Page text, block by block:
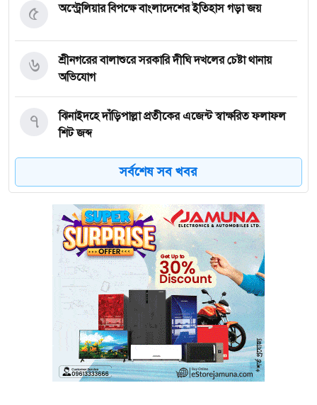
অস্ট্রেলিয়ার বিপক্ষে বাংলাদেশের ইতিহাস গড়া জয়
৫
শ্রীনগরের বালাশুরে সরকারি দীঘি দখলের চেষ্টা থানায়
অভিযোগ
৬
ঝিনাইদহে দাঁড়িপাল্লা প্রতীকের এজেন্ট স্বাক্ষরিত ফলাফল
শিট জব্দ
৭
ত্রয়োদশ জাতীয় নির্বাচন, শান্তিপূর্ণ ও নিরপেক্ষ হোক
ইশরাকের আসনে ভোটকেন্দ্রে ঢুকে প্রিজাইডিং অফিসারের
ওপর হামলা বিএনপি নেতাকর্মীদের
অবরুদ্ধ জামায়াত নেতাকে উদ্ধার করলেন এনসিপি নেত্রী ডা.
মিতু
ভোটকেন্দ্রের সামনে বস্তাভর্তি টাকাসহ স্বেচ্ছাসেবকদল নেতা
আটক
সর্বশেষ সব খবর